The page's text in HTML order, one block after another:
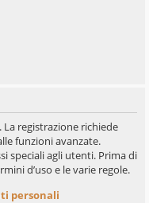
La registrazione richiede
funzioni avanzate.
speciali agli utenti. Prima di
d’uso e le varie regole.
personali